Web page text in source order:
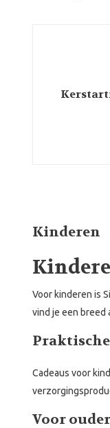
Kinderen
Voor kinderen is
vind je een breed
Cadeaus voor
Voor